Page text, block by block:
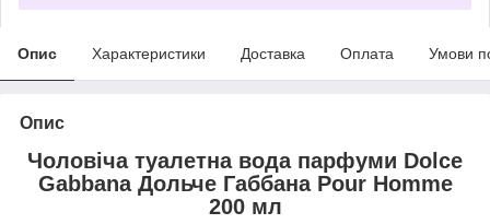
Опис Характеристики Доставка Оплата Умови
Опис
Чоловіча туалетна вода парфуми Dolce
Gabbana Дольче Габбана Pour Homme
200 мл